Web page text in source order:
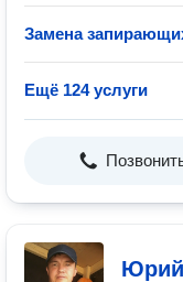
Замена
Ещё 124 услуги
Юрий